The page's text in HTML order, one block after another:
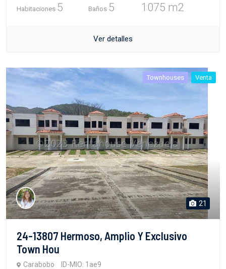
Habitaciones 5 Baños 5 1075 m2
Ver detalles
Townhouses Venta
21
24-13807 Hermoso, Amplio Y Exclusivo
Town Hou
Carabobo ID-MIO: 1ae9